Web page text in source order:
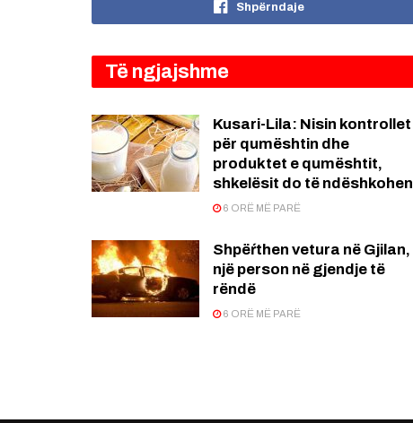
Shpërndaje
Të ngjajshme
Kusari-Lila: Nisin kontrollet
për qumështin dhe
produktet e qumështit,
shkelësit do të ndëshkohen
6 ORË MË PARË
Shpëŕthen vetura në Gjilan,
një person në gjendje të
rëndë
6 ORË MË PARË